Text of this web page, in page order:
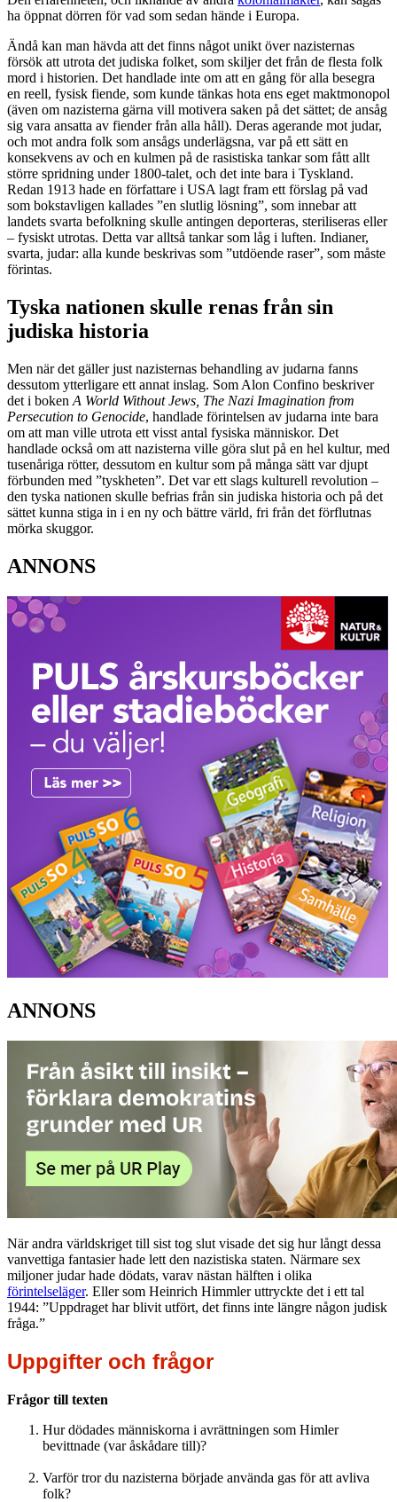
ha öppnat dörren för vad som sedan hände i Europa.
Ändå kan man hävda att det finns något unikt över nazisternas
försök att utrota det judiska folket, som skiljer det från de flesta folk
mord i historien. Det handlade inte om att en gång för alla besegra
en reell, fysisk fiende, som kunde tänkas hota ens eget maktmonopol
(även om nazisterna gärna vill motivera saken på det sättet; de ansåg
sig vara ansatta av fiender från alla håll). Deras agerande mot judar,
och mot andra folk som ansågs underlägsna, var på ett sätt en
konsekvens av och en kulmen på de rasistiska tankar som fått allt
större spridning under 1800-talet, och det inte bara i Tyskland.
Redan 1913 hade en författare i USA lagt fram ett förslag på vad
som bokstavligen kallades ”en slutlig lösning”, som innebar att
landets svarta befolkning skulle antingen deporteras, steriliseras eller
– fysiskt utrotas. Detta var alltså tankar som låg i luften. Indianer,
svarta, judar: alla kunde beskrivas som ”utdöende raser”, som måste
förintas.
Tyska nationen skulle renas från sin
judiska historia
Men när det gäller just nazisternas behandling av judarna fanns
dessutom ytterligare ett annat inslag. Som Alon Confino beskriver
det i boken A World Without Jews, The Nazi Imagination from
Persecution to Genocide, handlade förintelsen av judarna inte bara
om att man ville utrota ett visst antal fysiska människor. Det
handlade också om att nazisterna ville göra slut på en hel kultur, med
tusenåriga rötter, dessutom en kultur som på många sätt var djupt
förbunden med ”tyskheten”. Det var ett slags kulturell revolution –
den tyska nationen skulle befrias från sin judiska historia och på det
sättet kunna stiga in i en ny och bättre värld, fri från det förflutnas
mörka skuggor.
ANNONS
ANNONS
När andra världskriget till sist tog slut visade det sig hur långt dessa
vanvettiga fantasier hade lett den nazistiska staten. Närmare sex
miljoner judar hade dödats, varav nästan hälften i olika
förintelseläger. Eller som Heinrich Himmler uttryckte det i ett tal
1944: ”Uppdraget har blivit utfört, det finns inte längre någon judisk
fråga.”
Uppgifter och frågor
Frågor till texten
Hur dödades människorna i avrättningen som Himler
bevittnade (var åskådare till)?
Varför tror du nazisterna började använda gas för att avliva
folk?